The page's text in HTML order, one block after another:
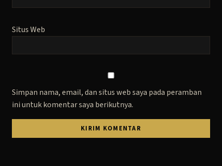
Situs Web
Simpan nama, email, dan situs web saya pada peramban
ini untuk komentar saya berikutnya.